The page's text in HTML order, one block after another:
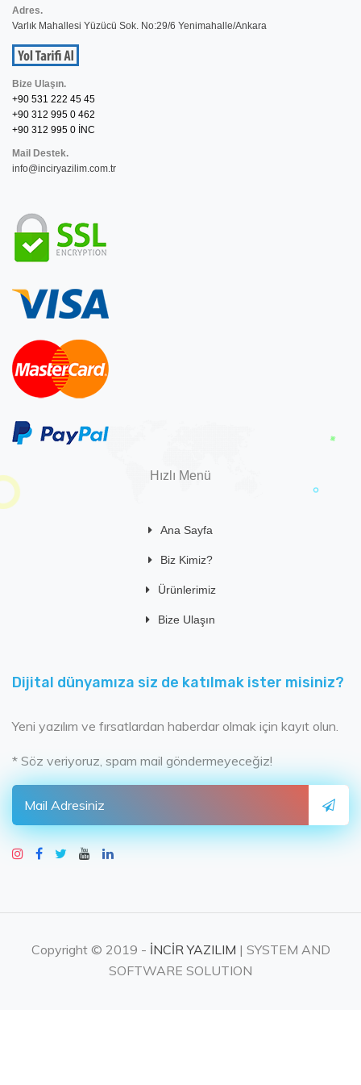
Adres.
Varlık Mahallesi Yüzücü Sok. No:29/6 Yenimahalle/Ankara
Bize Ulaşın.
+90 531 222 45 45
+90 312 995 0 462
+90 312 995 0 İNC
Mail Destek.
info@inciryazilim.com.tr
Hızlı Menü
Ana Sayfa
Biz Kimiz?
Ürünlerimiz
Bize Ulaşın
Dijital dünyamıza siz de katılmak ister misiniz?
Yeni yazılım ve fırsatlardan haberdar olmak için kayıt olun.
* Söz veriyoruz, spam mail göndermeyeceğiz!
Copyright © 2019 - İNCİR YAZILIM | SYSTEM AND
SOFTWARE SOLUTION